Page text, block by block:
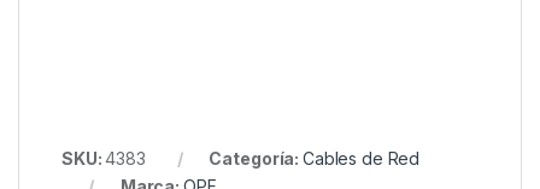
SKU:4383 Categoría: Cables de Red